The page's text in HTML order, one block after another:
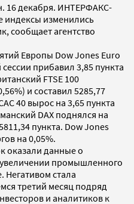
16 декабря. ИНТЕРФАКС-
изменились
сообщает агентство
Европы Dow Jones Euro
прибавил 3,85 пункта
FTSE 100
и составил 5285,77
40 вырос на 3,65 пункта
DAX поднялся на
пункта. Dow Jones
на 0,05%.
оказали данные о
промышленного
Негативом стала
третий месяц подряд
и аналитиков к